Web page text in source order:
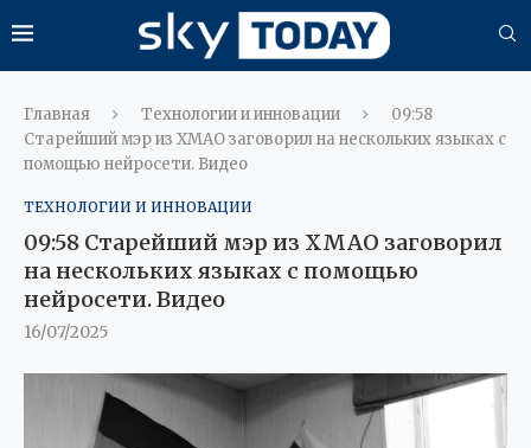
Главная Технологии и инновации
09:58
Старейший мэр из ХМАО заговорил на нескольких языках с
помощью нейросети. Видео
ТЕХНОЛОГИИ И ИННОВАЦИИ
09:58 Старейший мэр из ХМАО заговорил
на нескольких языках с помощью
нейросети. Видео
16/07/2025